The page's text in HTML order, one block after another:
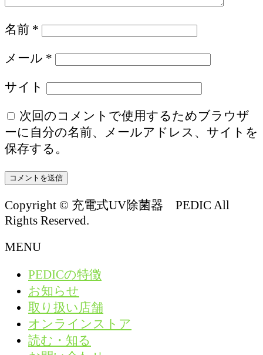
名前 *
メール *
サイト
次回のコメントで使用するためブラウザ
ーに自分の名前、メールアドレス、サイトを
保存する。
Copyright © 充電式UV除菌器 PEDIC All
Rights Reserved.
MENU
PEDICの特徴
お知らせ
取り扱い店舗
オンラインストア
読む・知る